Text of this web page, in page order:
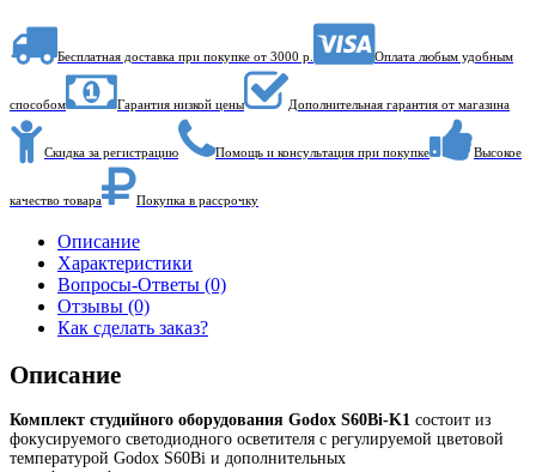
Бесплатная доставка при покупке от 3000 р. Оплата любым удобным
способом Гарантия низкой цены Дополнительная гарантия от магазина
Скидка за регистрацию Помощь и консультация при покупке Высокое
качество товара Покупка в рассрочку
Описание
Характеристики
Вопросы-Ответы (0)
Отзывы (0)
Как сделать заказ?
Описание
Комплект студийного оборудования Godox S60Bi-K1 состоит из
фокусируемого светодиодного осветителя с регулируемой цветовой
температурой Godox S60Bi и дополнительных